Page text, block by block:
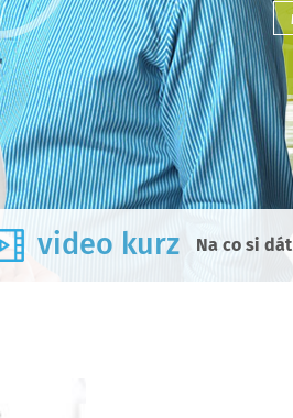
video kurz Na co si